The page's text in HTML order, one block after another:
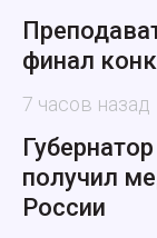
финал
7 часов назад
получил
России